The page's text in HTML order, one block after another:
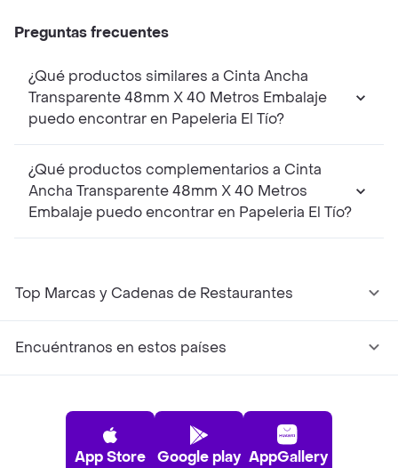
Preguntas frecuentes
¿Qué productos similares a Cinta Ancha
Transparente 48mm X 40 Metros Embalaje
puedo encontrar en Papeleria El Tío?
¿Qué productos complementarios a Cinta
Ancha Transparente 48mm X 40 Metros
Embalaje puedo encontrar en Papeleria El Tío?
Top Marcas y Cadenas de Restaurantes
Encuéntranos en estos países
App Store Google play AppGallery